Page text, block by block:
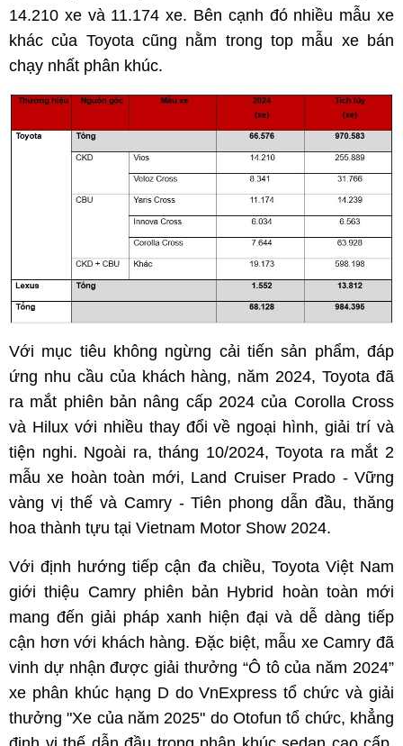
14.210 xe và 11.174 xe. Bên cạnh đó nhiều mẫu xe
khác của Toyota cũng nằm trong top mẫu xe bán
chạy nhất phân khúc.
Với mục tiêu không ngừng cải tiến sản phẩm, đáp
ứng nhu cầu của khách hàng, năm 2024, Toyota đã
ra mắt phiên bản nâng cấp 2024 của Corolla Cross
và Hilux với nhiều thay đổi về ngoại hình, giải trí và
tiện nghi. Ngoài ra, tháng 10/2024, Toyota ra mắt 2
mẫu xe hoàn toàn mới, Land Cruiser Prado - Vững
vàng vị thế và Camry - Tiên phong dẫn đầu, thăng
hoa thành tựu tại Vietnam Motor Show 2024.
Với định hướng tiếp cận đa chiều, Toyota Việt Nam
giới thiệu Camry phiên bản Hybrid hoàn toàn mới
mang đến giải pháp xanh hiện đại và dễ dàng tiếp
cận hơn với khách hàng. Đặc biệt, mẫu xe Camry đã
vinh dự nhận được giải thưởng “Ô tô của năm 2024”
xe phân khúc hạng D do VnExpress tổ chức và giải
thưởng "Xe của năm 2025" do Otofun tổ chức, khẳng